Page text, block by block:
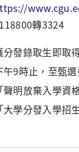
轉3324
分發錄取生即取
午9時止，至甄
聲明放棄入學資
大學分發入學招